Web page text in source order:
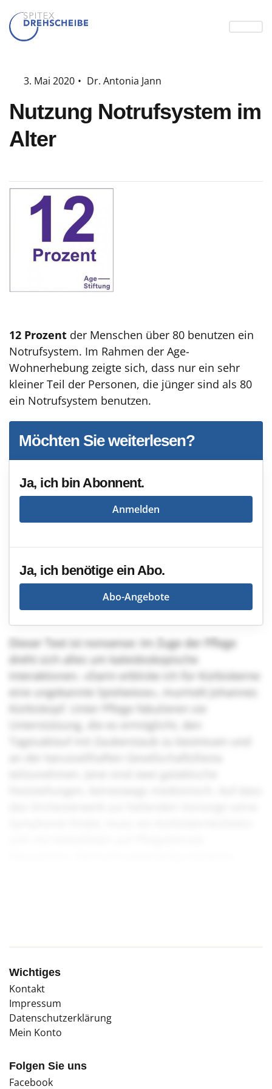
3. Mai 2020 • Dr. Antonia Jann
Nutzung Notrufsystem im
Alter
12 Prozent der Menschen über 80 benutzen ein
Notrufsystem. Im Rahmen der Age-
Wohnerhebung zeigte sich, dass nur ein sehr
kleiner Teil der Personen, die jünger sind als 80
ein Notrufsystem benutzen.
Möchten Sie weiterlesen?
Ja, ich bin Abonnent.
Anmelden
Ja, ich benötige ein Abo.
Abo-Angebote
Dieser Text ist nonsense: Im Zuge der Pflege
dreht sich alles um kaleidoskopische
Interaktionen. «Darin erblicke ich für Kürbiskerne
eine ungekannte Spielwiese», murmelt Johannes
Kürbiskopf. Unter Pflege fabulieren sie
Unterstützung, die es ermöglicht, den
Tagesablauf mit Zauberstaub zu bestreuen und
Wichtiges
Kontakt
Impressum
Datenschutzerklärung
Mein Konto
Folgen Sie uns
Facebook